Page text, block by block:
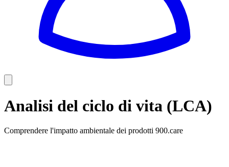
Analisi del ciclo di vita (LCA)
Comprendere l'impatto ambientale dei prodotti 900.care